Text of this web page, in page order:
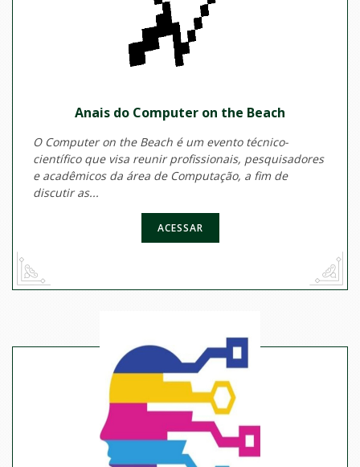
Anais do Computer on the Beach
O Computer on the Beach é um evento técnico-
científico que visa reunir profissionais, pesquisadores
e acadêmicos da área de Computação, a fim de
discutir as...
ACESSAR